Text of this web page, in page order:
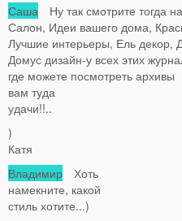
Саша Ну так смотрите тогда
Салон, Идеи вашего дома,
Лучшие интерьеры, Ель декор,
Домус дизайн-у всех этих
где можете посмотреть архивы
вам туда
удачи!!..
)
Катя
Владимир Хоть
намекните, какой
стиль хотите...)